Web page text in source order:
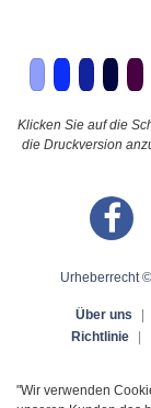
Klicken Sie auf die
die Druckversion
Urheberrecht
Über uns
Richtlinie
"Wir verwenden